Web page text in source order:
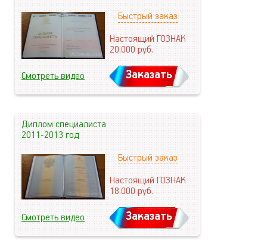
Быстрый заказ
Настоящий ГОЗНАК
20.000руб.
Смотреть видео Заказать
Диплом специалиста
2011-2013 год
Быстрый заказ
Настоящий ГОЗНАК
18.000руб.
Смотреть видео Заказать